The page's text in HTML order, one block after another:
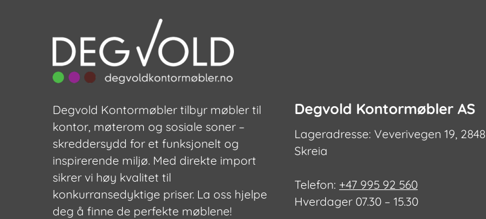
Degvold Kontormøbler tilbyr møbler til
kontor, møterom og sosiale soner –
skreddersydd for et funksjonelt og
inspirerende miljø. Med direkte import
sikrer vi høy kvalitet til
konkurransedyktige priser. La oss hjelpe
deg å finne de perfekte møblene!
Degvold Kontormøbler AS
Lageradresse: Veverivegen 19, 2848
Skreia
Telefon: +47 995 92 560
Hverdager 07.30 – 15.30